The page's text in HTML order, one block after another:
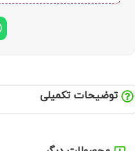
توضیحات تکمیلی